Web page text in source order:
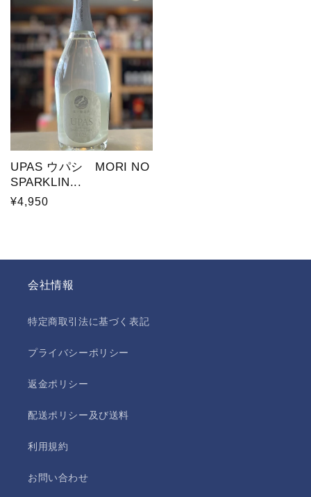
UPAS ウパシ MORI NO
SPARKLIN...
通
¥4,950
会社情報
特定商取引法に基づく表記
プライバシーポリシー
返金ポリシー
配送ポリシー及び送料
利用規約
お問い合わせ